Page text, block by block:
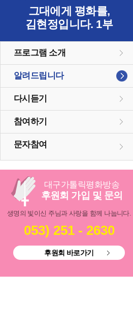
그대에게 평화를,
김현정입니다. 1부
프로그램 소개
알려드립니다
다시듣기
참여하기
문자참여
대구가톨릭평화방송
후원회 가입 및 문의
생명의 빛이신 주님과 사랑을 함께 나눕니다.
053) 251 - 2630
후원회 바로가기